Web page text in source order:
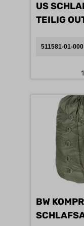
US
TEILIG
511581-01-000
BW